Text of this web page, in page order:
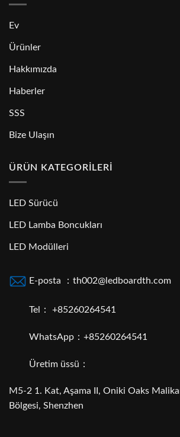
Ev
Ürünler
Hakkımızda
Haberler
SSS
Bize Ulaşın
ÜRÜN KATEGORILERI
LED Sürücü
LED Lamba Boncukları
LED Modülleri
E-posta ：th002@ledboardth.com
Tel： +85260264541
WhatsApp：+85260264541
Üretim üssü：
M5-2 1. Kat, Aşama II, Oniki Oaks
Bölgesi, Shenzhen